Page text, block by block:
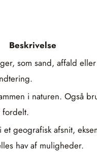
Beskrivelse
som sand, affald
i naturen. Også
fordelt.
geografisk afsnit,
hav af muligheder.